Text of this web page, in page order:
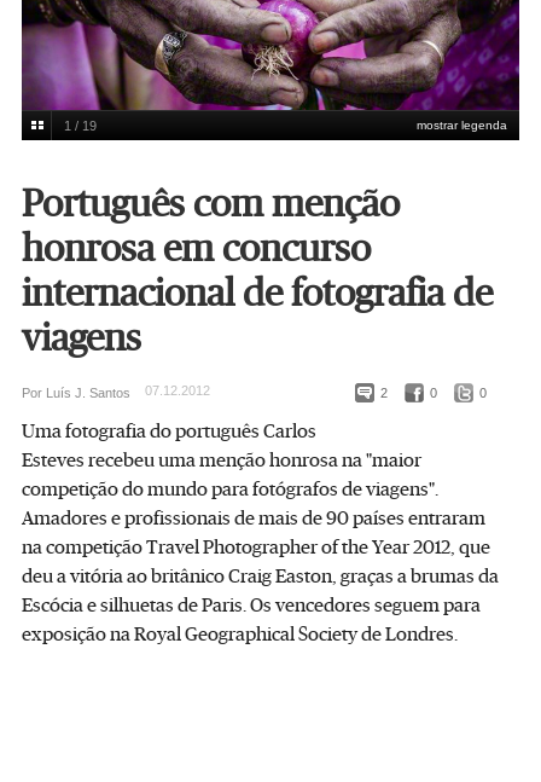
Best Single Image in a Portfolio - Journeys: Menção honrosa para Carlos
mostrar legenda
1 / 19
Português com menção
honrosa em concurso
internacional de fotografia de
viagens
2 0 0
Por Luís J. Santos 07.12.2012
Uma fotografia do português Carlos
Esteves recebeu uma menção honrosa na "maior
competição do mundo para fotógrafos de viagens".
Amadores e profissionais de mais de 90 países entraram
na competição Travel Photographer of the Year 2012, que
deu a vitória ao britânico Craig Easton, graças a brumas da
Escócia e silhuetas de Paris. Os vencedores seguem para
exposição na Royal Geographical Society de Londres.